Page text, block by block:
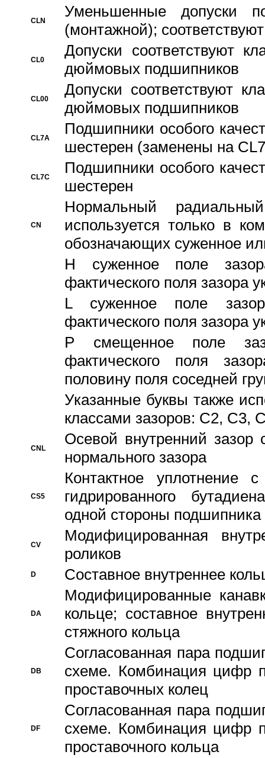
CLN
Уменьшенные
(монтажной);
CL0
Допуски соответствуют
дюймовых подшипников
CL00
Допуски соответствуют
дюймовых подшипников
CL7A
Подшипники особого
шестерен (заменены на
CL7C
Подшипники особого
шестерен
CN
Hормальный
используется только в
обозначающих суженное
H суженное поле
фактического поля зазора
L суженное поле
фактического поля зазора
P смещенное поле
фактического поля
половину поля соседней
Указанные буквы также
классами зазоров: С2,
CNL
Осевой внутренний зазор
нормального зазора
CS5
Контактное уплотнение
гидрированного
одной стороны подшипника
CV
Модифицированная
роликов
D Составное внутреннее
DA
Модифицированные
кольце; составное
стяжного кольца
DB
Согласованная пара
схеме. Комбинация цифр
проставочных колец
DF
Согласованная пара
схеме. Комбинация цифр
проставочного кольца